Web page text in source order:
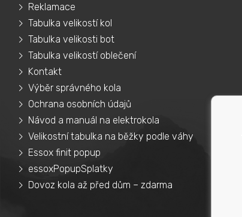
Reklamace
Tabulka velikostí kol
Tabulka velikosti bot
Tabulka velikostí oblečení
Kontakt
Výběr správného kola
Ochrana osobních údajů
Návod a manuál na elektrokola
Velikostní tabulka na běžky podle váhy
Essox finit popup
essoxPopupSplatky
Dovoz kola až před dům – zdarma